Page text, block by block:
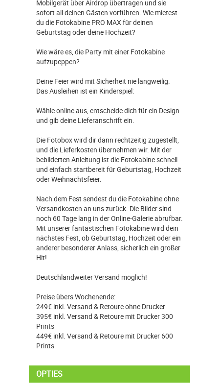
Mobilgerät über Airdrop übertragen und sie
sofort all deinen Gästen vorführen. Wie mietest
du die Fotokabine PRO MAX für deinen
Geburtstag oder deine Hochzeit?
Wie wäre es, die Party mit einer Fotokabine
aufzupeppen?
Deine Feier wird mit Sicherheit nie langweilig.
Das Ausleihen ist ein Kinderspiel:
Wähle online aus, entscheide dich für ein Design
und gib deine Lieferanschrift ein.
Die Fotobox wird dir dann rechtzeitig zugestellt,
und die Lieferkosten übernehmen wir. Mit der
bebilderten Anleitung ist die Fotokabine schnell
und einfach startbereit für Geburtstag, Hochzeit
oder Weihnachtsfeier.
Nach dem Fest sendest du die Fotokabine ohne
Versandkosten an uns zurück. Die Bilder sind
noch 60 Tage lang in der Online-Galerie abrufbar.
Mit unserer fantastischen Fotokabine wird dein
nächstes Fest, ob Geburtstag, Hochzeit oder ein
anderer besonderer Anlass, sicherlich ein großer
Hit!
Deutschlandweiter Versand möglich!
Preise übers Wochenende:
249€ inkl. Versand & Retoure ohne Drucker
395€ inkl. Versand & Retoure mit Drucker 300
Prints
449€ inkl. Versand & Retoure mit Drucker 600
Prints
OPTIES